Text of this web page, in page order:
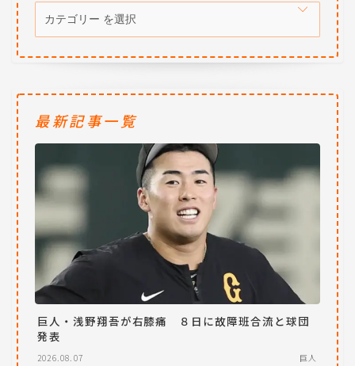
最新記事一覧
巨人・浅野翔吾が右膝痛 ８日に故障班合流と球団
発表
2026.08.07 巨人